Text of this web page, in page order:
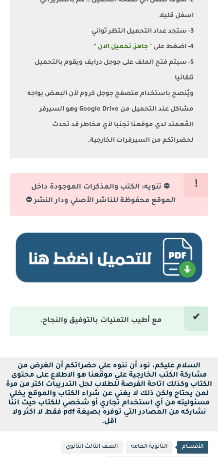
اسفل قليلا
3- ستجد عداد التحميل انتظر ثواني
4- اضغط على " جاهز, تحميل الان "
5- سيتم فتح الملف على جوجل درايف ويقوم بالتحميل
تلقائيا
ويٌنصح باستخدام متصفح جوجل كروم لأن البعض يواجه
مشاكل عند التحميل من Google Drive وهو السيرفر
المُعمتد لدي موقعنا تجنبا لأي مخاطر قد تحدث
لحضراتكم من السيرفرات الخارجية.
⛔ تنويه: الكتب والمذكرات الموجودة داخل
الموقع محفوظة للناشر الأصلي ودار النشر ⛔
مع أطيب التمنيات بالتوفيق والنجاح.
السلام عليكم، نود أن ننوه علي حضراتكم أن الغرض من
مشاركة الكتب الخارجية علي موقعنا هو الاطلاع على محتوى
الكتاب وكذلك اتاحة الفرصة للطلاب لحل التدريبات اكتر من مرة
لمن يحتاج ولكن ذلك لا يغني عن شراء الكتاب والموقع يخلي
مسئوليته من أي استخدام تجاري أو شخصي للكتاب حيث اننا
نشاركه من المصادر التي توفره بصيغة pdf فقط لا اكثر ولا
اقل.
الأقسام الثانوية العامه الصف الثالث الثانوي